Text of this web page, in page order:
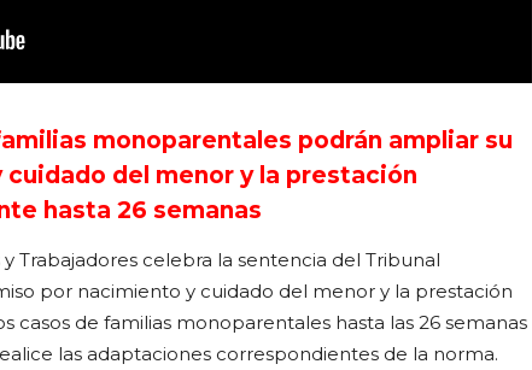
monoparentales podrán ampliar su
del menor y la prestación
hasta 26 semanas
Trabajadores celebra la sentencia del Tribunal
por nacimiento y cuidado del menor y la prestación
casos de familias monoparentales hasta las 26 semanas
las adaptaciones correspondientes de la norma.